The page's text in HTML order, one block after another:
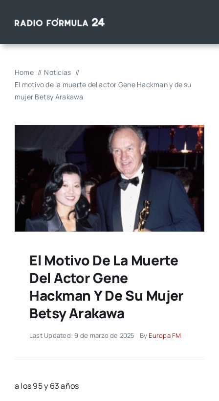
Home
Noticias
El motivo de la muerte del actor Gene Hackman y de su
mujer Betsy Arakawa
El Motivo De La Muerte
Del Actor Gene
Hackman Y De Su Mujer
Betsy Arakawa
Last Updated: 9 de marzo de 2025 By Europa FM
a los 95 y 63 años